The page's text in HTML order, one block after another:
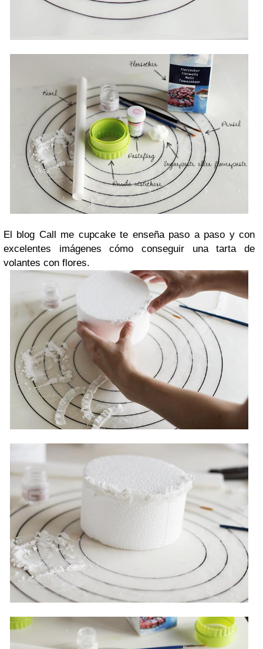
El blog Call me cupcake te enseña paso a paso y con
excelentes imágenes cómo conseguir una tarta de
volantes con flores.